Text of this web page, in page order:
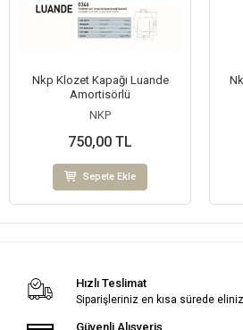
Nkp Klozet Kapağı Luande
Amortisörlü
NKP
750,00 TL
Sepete Ekle
Hızlı Teslimat
Siparişleriniz en kısa sürede
Güvenli Alışveriş